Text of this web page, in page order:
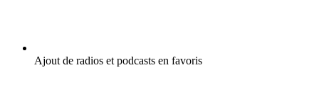
Ajout de radios et podcasts en favoris